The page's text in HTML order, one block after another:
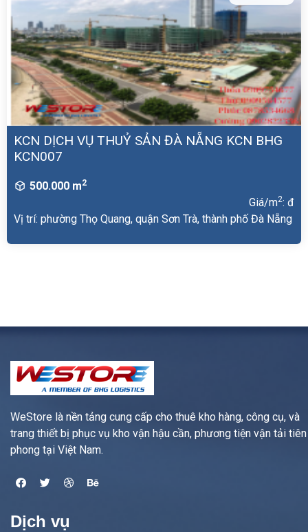
KCN DỊCH VỤ THUỶ SẢN ĐÀ NẴNG KCN BHG
KCN007
500.000 m2
Giá/m2: đ
Vị trí: phường Thọ Quang, quận Sơn Trà, thành phố Đà Nẵng
WeStore là nền tảng cung cấp cho thuê kho hàng, công cụ, và
trang thiết bị phục vụ kho vận hậu cần, phương tiện vận tải tiên
phong tại Việt Nam.
Dịch vụ